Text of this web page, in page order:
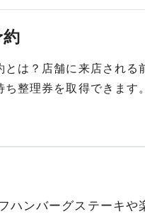
は？店舗に来店される
ち整理券を取得できます。
ハンバーグステーキや